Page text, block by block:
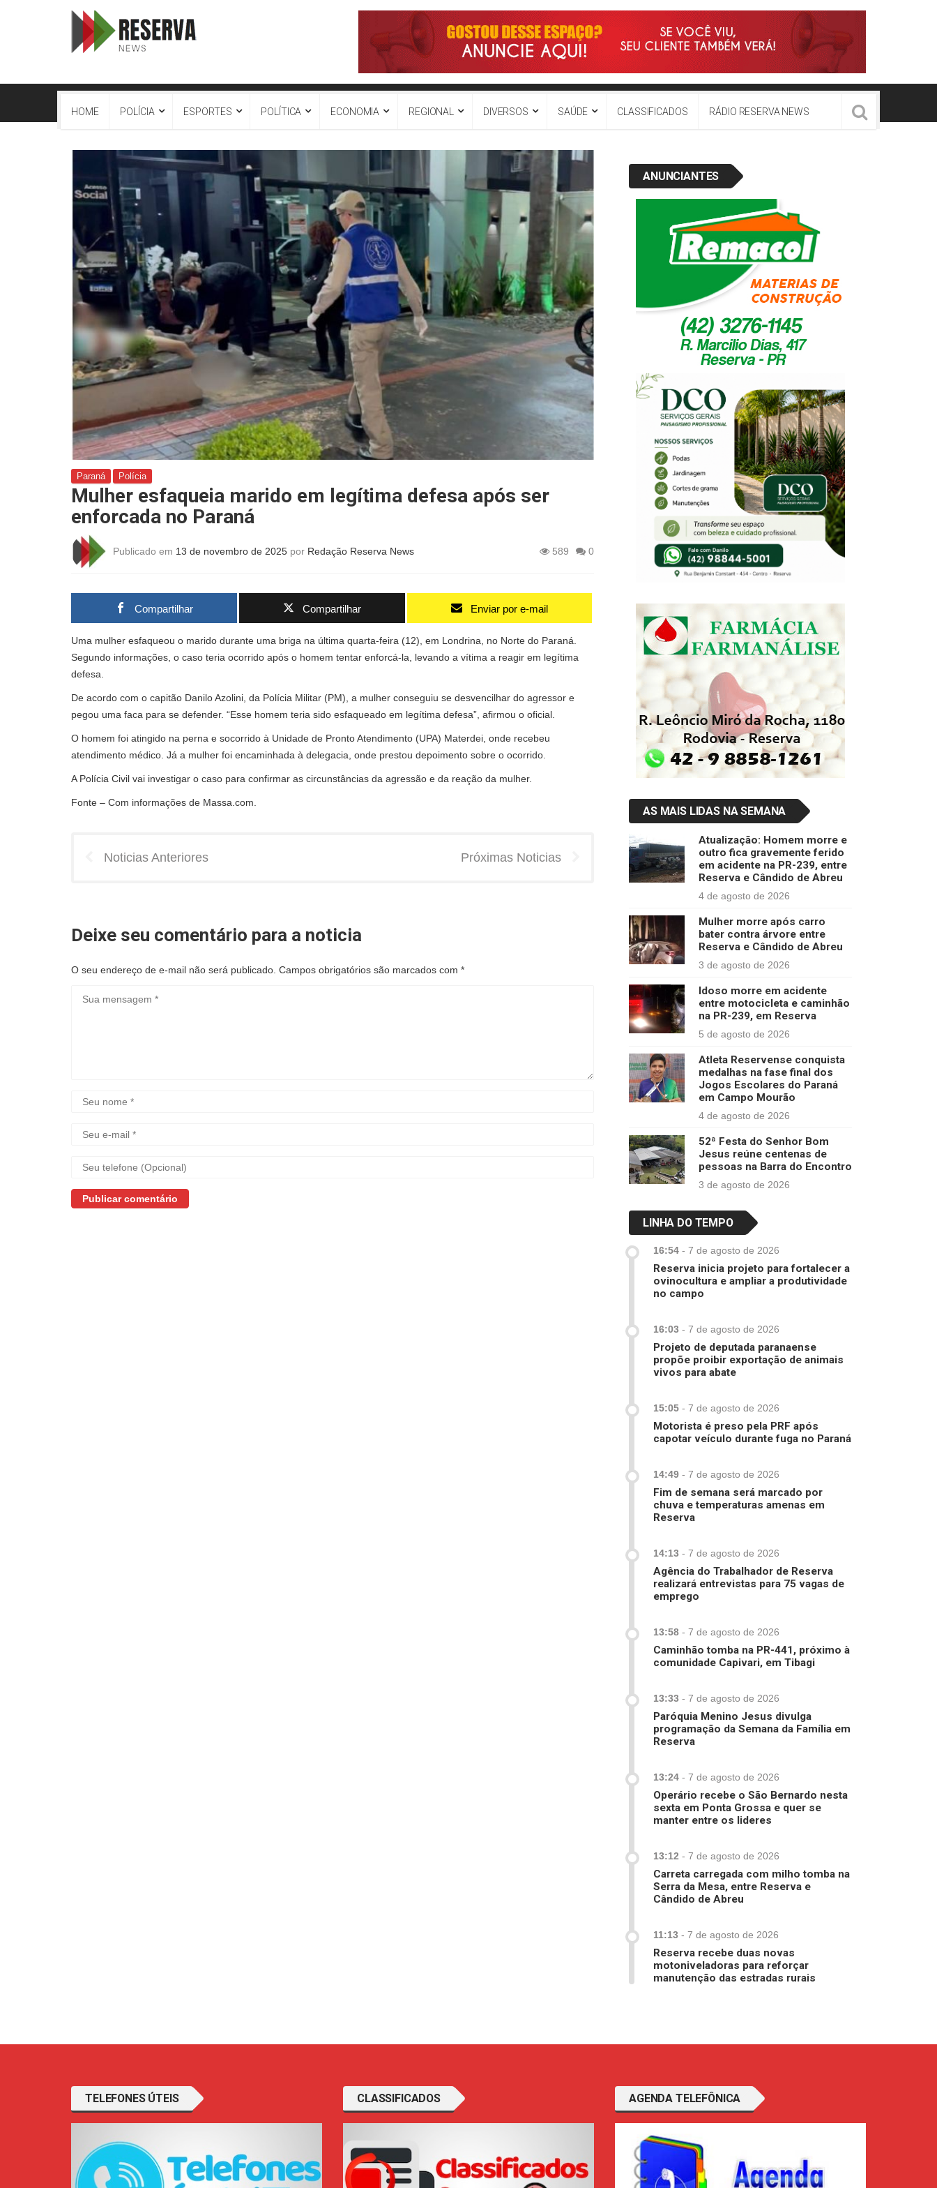
HOME POLÍCIA ESPORTES POLÍTICA ECONOMIA REGIONAL DIVERSOS SAÚDE CLASSIFICADOS RÁDIO RESERVA NEWS
Paraná Polícia
Mulher esfaqueia marido em legítima defesa após ser
enforcada no Paraná
Publicado em 13 de novembro de 2025 por Redação Reserva News 589 0
Compartilhar Compartilhar Enviar por e-mail
Uma mulher esfaqueou o marido durante uma briga na última quarta-feira (12), em Londrina, no Norte do Paraná.
Segundo informações, o caso teria ocorrido após o homem tentar enforcá-la, levando a vítima a reagir em legítima
defesa.
De acordo com o capitão Danilo Azolini, da Polícia Militar (PM), a mulher conseguiu se desvencilhar do agressor e
pegou uma faca para se defender. “Esse homem teria sido esfaqueado em legítima defesa”, afirmou o oficial.
O homem foi atingido na perna e socorrido à Unidade de Pronto Atendimento (UPA) Materdei, onde recebeu
atendimento médico. Já a mulher foi encaminhada à delegacia, onde prestou depoimento sobre o ocorrido.
A Polícia Civil vai investigar o caso para confirmar as circunstâncias da agressão e da reação da mulher.
Fonte – Com informações de Massa.com.
Noticias Anteriores Próximas Noticias
Deixe seu comentário para a noticia
O seu endereço de e-mail não será publicado. Campos obrigatórios são marcados com *
ANUNCIANTES
AS MAIS LIDAS NA SEMANA
Atualização: Homem morre e
outro fica gravemente ferido
em acidente na PR-239, entre
Reserva e Cândido de Abreu
4 de agosto de 2026
Mulher morre após carro
bater contra árvore entre
Reserva e Cândido de Abreu
3 de agosto de 2026
Idoso morre em acidente
entre motocicleta e caminhão
na PR-239, em Reserva
5 de agosto de 2026
Atleta Reservense conquista
medalhas na fase final dos
Jogos Escolares do Paraná
em Campo Mourão
4 de agosto de 2026
52ª Festa do Senhor Bom
Jesus reúne centenas de
pessoas na Barra do Encontro
3 de agosto de 2026
LINHA DO TEMPO
16:54 - 7 de agosto de 2026
Reserva inicia projeto para fortalecer a
ovinocultura e ampliar a produtividade
no campo
16:03 - 7 de agosto de 2026
Projeto de deputada paranaense
propõe proibir exportação de animais
vivos para abate
15:05 - 7 de agosto de 2026
Motorista é preso pela PRF após
capotar veículo durante fuga no Paraná
14:49 - 7 de agosto de 2026
Fim de semana será marcado por
chuva e temperaturas amenas em
Reserva
14:13 - 7 de agosto de 2026
Agência do Trabalhador de Reserva
realizará entrevistas para 75 vagas de
emprego
13:58 - 7 de agosto de 2026
Caminhão tomba na PR-441, próximo à
comunidade Capivari, em Tibagi
13:33 - 7 de agosto de 2026
Paróquia Menino Jesus divulga
programação da Semana da Família em
Reserva
13:24 - 7 de agosto de 2026
Operário recebe o São Bernardo nesta
sexta em Ponta Grossa e quer se
manter entre os lideres
13:12 - 7 de agosto de 2026
Carreta carregada com milho tomba na
Serra da Mesa, entre Reserva e
Cândido de Abreu
11:13 - 7 de agosto de 2026
Reserva recebe duas novas
motoniveladoras para reforçar
manutenção das estradas rurais
TELEFONES ÚTEIS CLASSIFICADOS AGENDA TELEFÔNICA